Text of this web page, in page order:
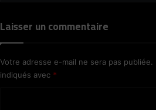
Laisser un commentaire
Votre adresse e-mail ne sera pas publiée.
indiqués avec *